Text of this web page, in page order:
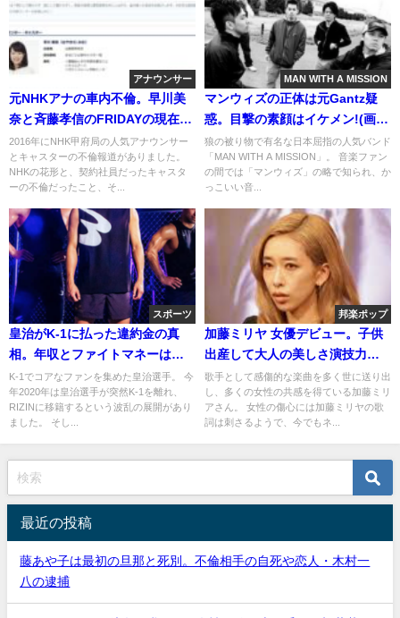
アナウンサー
元NHKアナの車内不倫。早川美
奈と斉藤孝信のFRIDAYの現在と
その後
2016年にNHK甲府局の人気アナウンサー
とキャスターの不倫報道がありました。
NHKの花形と、契約社員だったキャスタ
ーの不倫だったこと、そ...
MAN WITH A MISSION
マンウィズの正体は元Gantz疑
惑。目撃の素顔はイケメン!(画
像)
狼の被り物で有名な日本屈指の人気バンド
「MAN WITH A MISSION」。 音楽ファン
の間では「マンウィズ」の略で知られ、か
っこいい音...
スポーツ
皇治がK-1に払った違約金の真
相。年収とファイトマネーは高
額？(ｽﾎﾟﾝｻｰ)
K-1でコアなファンを集めた皇治選手。 今
年2020年は皇治選手が突然K-1を離れ、
RIZINに移籍するという波乱の展開があり
ました。 そし...
邦楽ポップ
加藤ミリヤ 女優デビュー。子供
出産して大人の美しさ演技力も
UP！
歌手として感傷的な楽曲を多く世に送り出
し、多くの女性の共感を得ている加藤ミリ
アさん。 女性の傷心には加藤ミリヤの歌
詞は刺さるようで、今でもネ...
最近の投稿
藤あや子は最初の旦那と死別。不倫相手の自死や恋人・木村一
八の逮捕